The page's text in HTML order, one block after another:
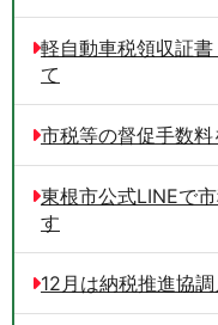
軽自動車税領収証
て
市税等の督促手数
東根市公式LINEで
す
12月は納税推進協